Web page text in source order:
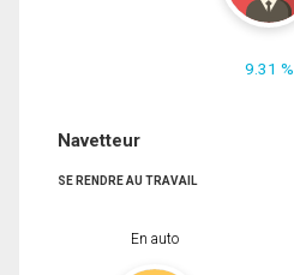
9.31 %
Navetteur
SE RENDRE AU TRAVAIL
En auto